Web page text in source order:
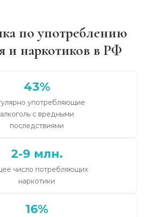
по употреблению
и наркотиков в РФ
43%
употребляющие
алкоголь с вредными
последствиями
2-9 млн.
число потребляющих
наркотики
16%